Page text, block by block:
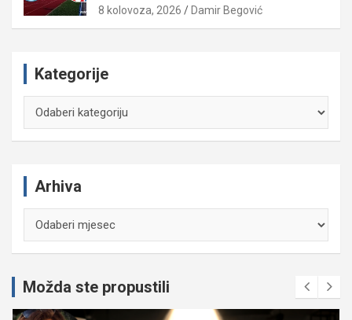
8 kolovoza, 2026 Damir Begović
Kategorije
Arhiva
Možda ste propustili